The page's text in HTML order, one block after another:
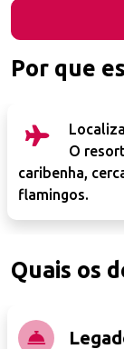
Por que
O
caribenha,
flamingos.
Quais os